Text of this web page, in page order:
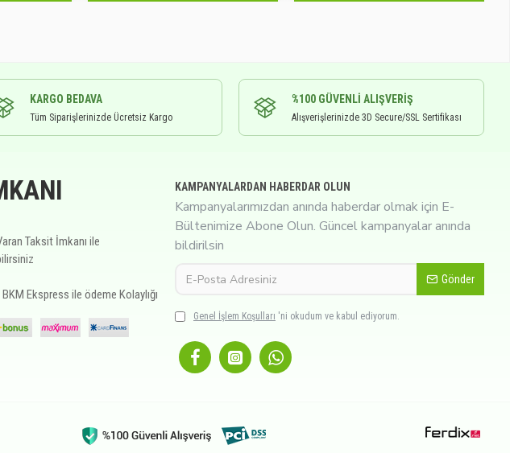
KARGO BEDAVA
Tüm Siparişlerinizde Ücretsiz Kargo
%100 GÜVENLI ALIŞVERIŞ
Alışverişlerinizde 3D Secure/SSL Sertifikası
Taksit İmkanı ile
Ekspress ile ödeme Kolaylığı
KAMPANYALARDAN HABERDAR OLUN
Kampanyalarımızdan anında haberdar olmak için E-
Bültenimize Abone Olun. Güncel kampanyalar anında
bildirilsin
Gönder
Genel İşlem Koşulları 'ni okudum ve kabul ediyorum.